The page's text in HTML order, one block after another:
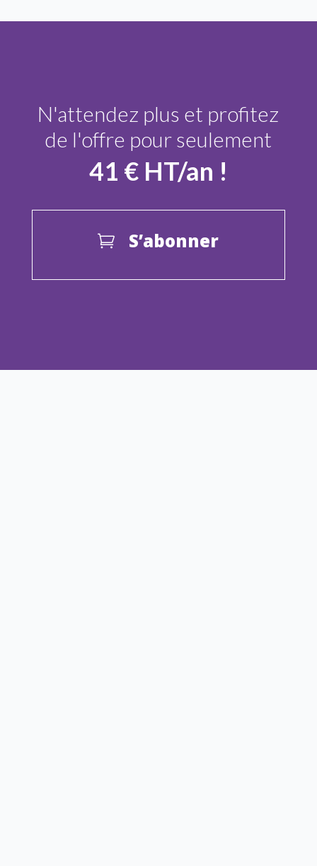
N'attendez plus et profitez
de l'offre pour seulement
41 € HT/an !
S’abonner